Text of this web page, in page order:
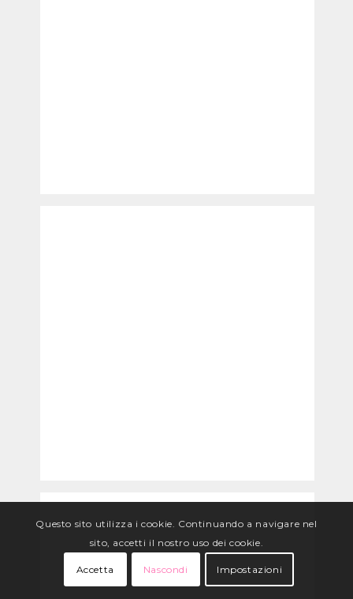
Questo sito utilizza i cookie. Continuando a navigare nel
sito, accetti il nostro uso dei cookie.
Accetta Nascondi Impostazioni